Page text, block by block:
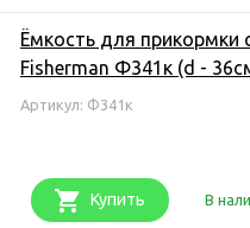
Ёмкость для прикормки
Fisherman Ф341к (d -
Артикул: Ф341к
Купить В